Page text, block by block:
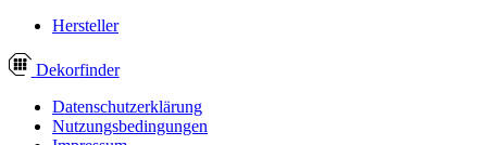
Hersteller
Dekorfinder
Datenschutzerklärung
Nutzungsbedingungen